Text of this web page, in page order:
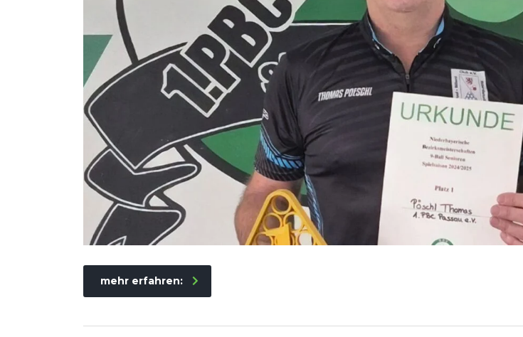
mehr erfahren: